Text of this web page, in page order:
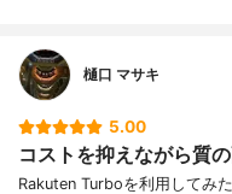
樋口 マサキ
5.00
コストを抑えながら質
Rakuten Turboを利用してみ